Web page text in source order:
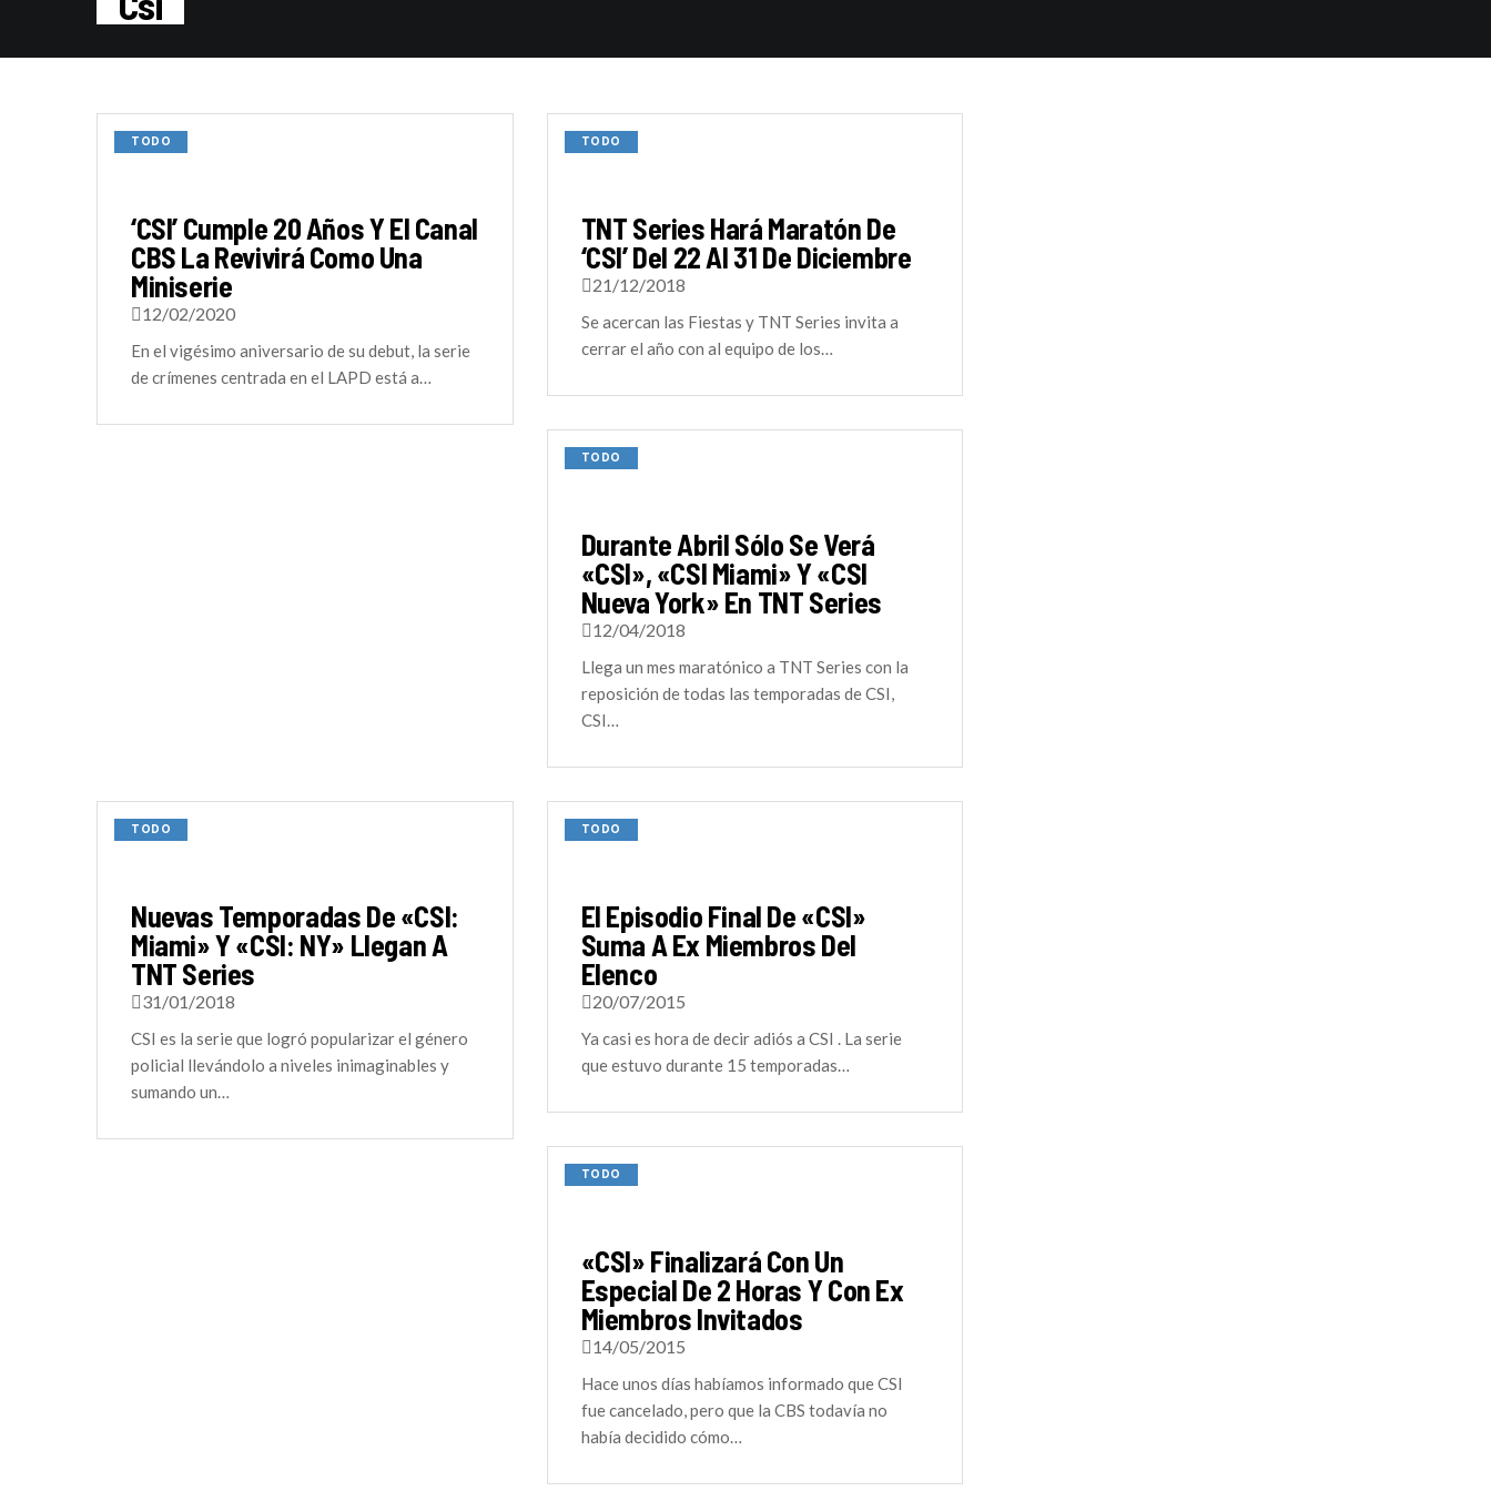
TODO
‘CSI’ Cumple 20 Años Y El Canal
CBS La Revivirá Como Una
Miniserie
12/02/2020
En el vigésimo aniversario de su debut, la serie
de crímenes centrada en el LAPD está a…
TODO
TNT Series Hará Maratón De
‘CSI’ Del 22 Al 31 De Diciembre
21/12/2018
Se acercan las Fiestas y TNT Series invita a
cerrar el año con al equipo de los…
TODO
Durante Abril Sólo Se Verá
«CSI», «CSI Miami» Y «CSI
Nueva York» En TNT Series
12/04/2018
Llega un mes maratónico a TNT Series con la
reposición de todas las temporadas de CSI,
CSI…
TODO
Nuevas Temporadas De «CSI:
Miami» Y «CSI: NY» Llegan A
TNT Series
31/01/2018
CSI es la serie que logró popularizar el género
policial llevándolo a niveles inimaginables y
sumando un…
TODO
El Episodio Final De «CSI»
Suma A Ex Miembros Del
Elenco
20/07/2015
Ya casi es hora de decir adiós a CSI . La serie
que estuvo durante 15 temporadas…
TODO
«CSI» Finalizará Con Un
Especial De 2 Horas Y Con Ex
Miembros Invitados
14/05/2015
Hace unos días habíamos informado que CSI
fue cancelado, pero que la CBS todavía no
había decidido cómo…